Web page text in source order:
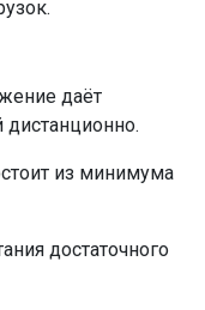
даёт
из минимума
достаточного